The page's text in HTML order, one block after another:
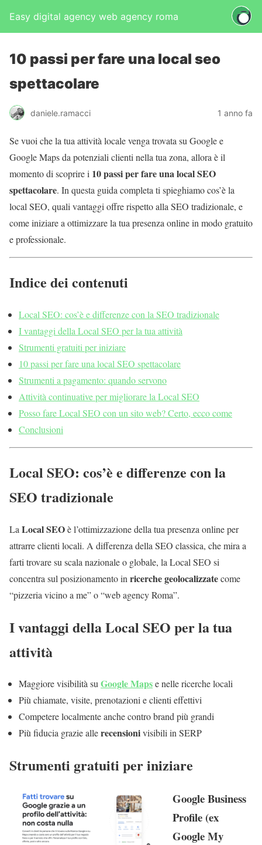
Easy digital agency web agency roma
10 passi per fare una local seo
spettacolare
daniele.ramacci 1 anno fa
Se vuoi che la tua attività locale venga trovata su Google e
Google Maps da potenziali clienti nella tua zona, allora è il
momento di scoprire i 10 passi per fare una local SEO
spettacolare. In questa guida completa ti spieghiamo cos’è la
local SEO, quali vantaggi offre rispetto alla SEO tradizionale, e
come iniziare a ottimizzare la tua presenza online in modo gratuito
e professionale.
Indice dei contenuti
Local SEO: cos’è e differenze con la SEO tradizionale
I vantaggi della Local SEO per la tua attività
Strumenti gratuiti per iniziare
10 passi per fare una local SEO spettacolare
Strumenti a pagamento: quando servono
Attività continuative per migliorare la Local SEO
Posso fare Local SEO con un sito web? Certo, ecco come
Conclusioni
Local SEO: cos’è e differenze con la
SEO tradizionale
La Local SEOè l’ottimizzazione della tua presenza online per
attrarre clienti locali. A differenza della SEO classica, che mira a
farti trovare su scala nazionale o globale, la Local SEO si
concentra sul posizionamento in ricerche geolocalizzatecome
“pizzeria vicino a me” o “web agency Roma”.
I vantaggi della Local SEO per la tua
attività
Maggiore visibilità suGoogle Mapse nelle ricerche locali
Più chiamate, visite, prenotazioni e clienti effettivi
Competere localmente anche contro brand più grandi
Più fiducia grazie allerecensionivisibili in SERP
Strumenti gratuiti per iniziare
Google Business
Profile (ex
Google My